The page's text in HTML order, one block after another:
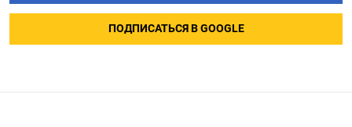
ПОДПИСАТЬСЯ В GOOGLE